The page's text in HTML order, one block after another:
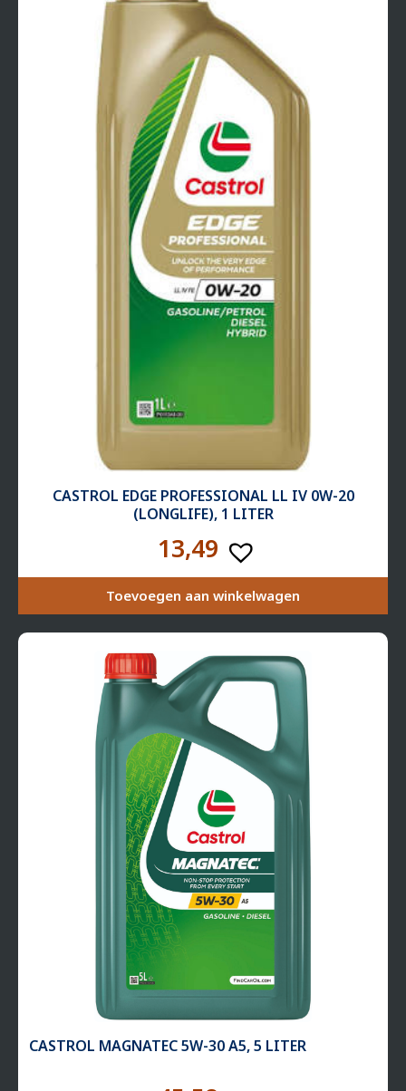
CASTROL EDGE PROFESSIONAL LL IV 0W-20
(LONGLIFE), 1 LITER
13,49
Toevoegen aan winkelwagen
CASTROL MAGNATEC 5W-30 A5, 5 LITER